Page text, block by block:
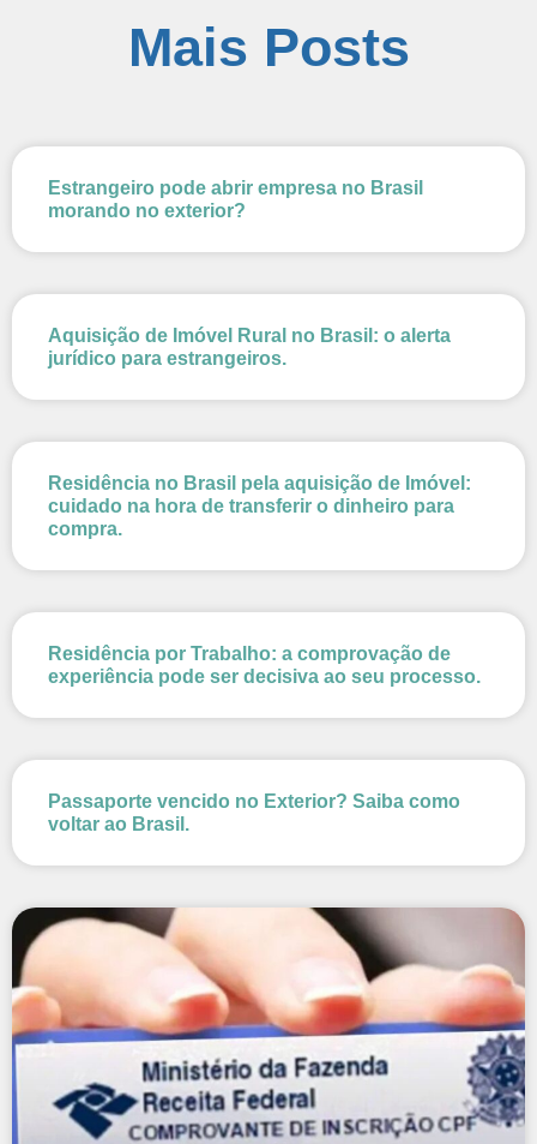
Mais Posts
Estrangeiro pode abrir empresa no Brasil
morando no exterior?
Aquisição de Imóvel Rural no Brasil: o alerta
jurídico para estrangeiros.
Residência no Brasil pela aquisição de Imóvel:
cuidado na hora de transferir o dinheiro para
compra.
Residência por Trabalho: a comprovação de
experiência pode ser decisiva ao seu processo.
Passaporte vencido no Exterior? Saiba como
voltar ao Brasil.